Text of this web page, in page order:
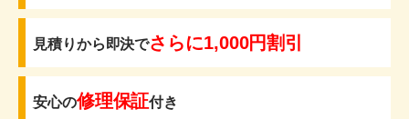
見積りから即決でさらに1,000円割引
安心の修理保証付き